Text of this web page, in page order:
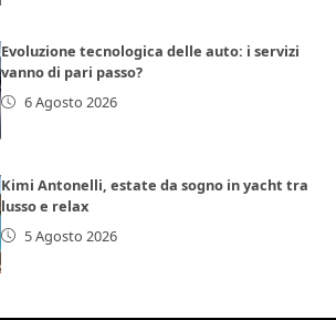
Evoluzione tecnologica delle auto: i servizi
vanno di pari passo?
6 Agosto 2026
Kimi Antonelli, estate da sogno in yacht tra
lusso e relax
5 Agosto 2026